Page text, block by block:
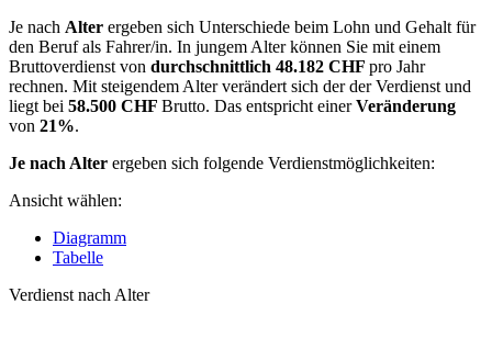
Je nach Alter ergeben sich Unterschiede beim Lohn und Gehalt für
den Beruf als Fahrer/in. In jungem Alter können Sie mit einem
Bruttoverdienst von durchschnittlich 48.182 CHF pro Jahr
rechnen. Mit steigendem Alter verändert sich der der Verdienst und
liegt bei 58.500 CHF Brutto. Das entspricht einerVeränderung
von 21%.
Je nach Alter ergeben sich folgende Verdienstmöglichkeiten:
Ansicht wählen:
Diagramm
Tabelle
Verdienst nach Alter